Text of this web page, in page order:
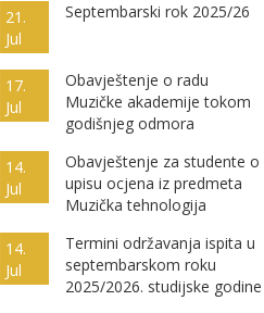
21.
Jul
Septembarski rok 2025/26
17.
Jul
Obavještenje o radu
Muzičke akademije tokom
godišnjeg odmora
14.
Jul
Obavještenje za studente o
upisu ocjena iz predmeta
Muzička tehnologija
14.
Jul
Termini održavanja ispita u
septembarskom roku
2025/2026. studijske godine